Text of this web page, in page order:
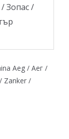
Зопас /
Aeg / Аег /
Zanker /